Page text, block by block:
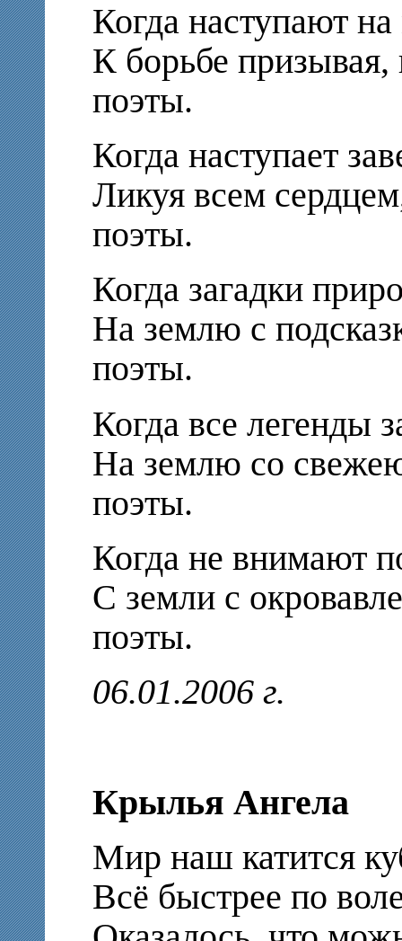
Когда наступают
К борьбе
поэты.
Когда наступает
Ликуя всем
поэты.
Когда загадки
На землю с
поэты.
Когда все легенды
На землю со
поэты.
Когда не внимают
С земли с
поэты.
06.01.2006 г.
Крылья Ангела
Мир наш катится
Всё быстрее по